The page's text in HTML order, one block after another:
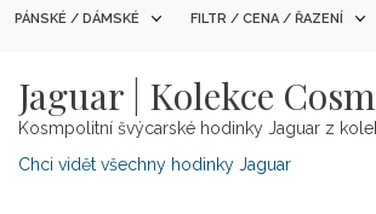
PÁNSKÉ / DÁMSKÉ FILTR / CENA / ŘAZENÍ
Jaguar | Kolekce
Kosmpolitní švýcarské hodinky Jaguar z
Chci vidět všechny hodinky Jaguar